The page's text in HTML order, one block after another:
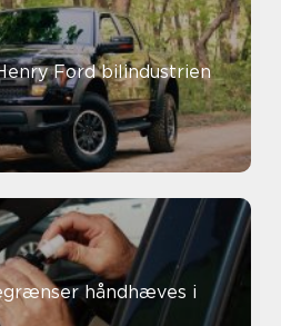
Ford bilindustrien
håndhæves i